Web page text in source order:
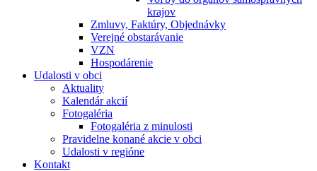
krajov
Zmluvy, Faktúry, Objednávky
Verejné obstarávanie
VZN
Hospodárenie
Udalosti v obci
Aktuality
Kalendár akcií
Fotogaléria
Fotogaléria z minulosti
Pravidelne konané akcie v obci
Udalosti v regióne
Kontakt